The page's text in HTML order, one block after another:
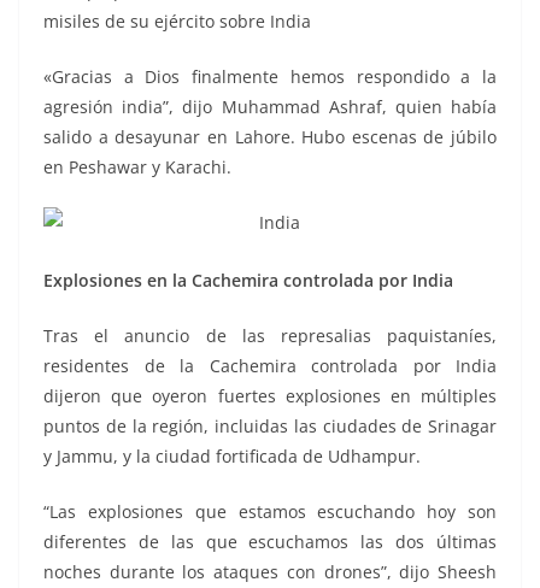
misiles de su ejército sobre India
«Gracias a Dios finalmente hemos respondido a la
agresión india”, dijo Muhammad Ashraf, quien había
salido a desayunar en Lahore. Hubo escenas de júbilo
en Peshawar y Karachi.
Explosiones en la Cachemira controlada por India
Tras el anuncio de las represalias paquistaníes,
residentes de la Cachemira controlada por India
dijeron que oyeron fuertes explosiones en múltiples
puntos de la región, incluidas las ciudades de Srinagar
y Jammu, y la ciudad fortificada de Udhampur.
“Las explosiones que estamos escuchando hoy son
diferentes de las que escuchamos las dos últimas
noches durante los ataques con drones”, dijo Sheesh